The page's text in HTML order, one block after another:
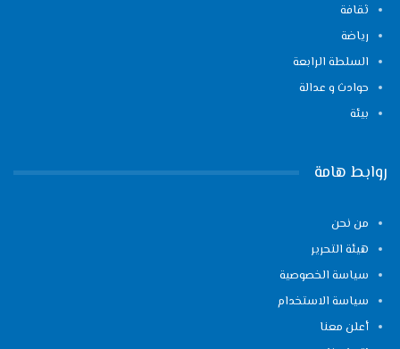
ثقافة
رياضة
السلطة الرابعة
حوادث و عدالة
بيئة
روابط هامة
من نحن
هيئة التحرير
سياسة الخصوصية
سياسة الاستخدام
أعلن معنا